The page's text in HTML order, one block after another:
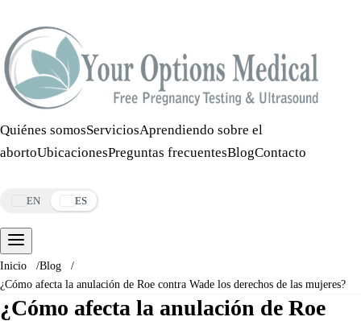
Quiénes somosServiciosAprendiendo sobre el
abortoUbicacionesPreguntas frecuentesBlogContacto
EN ES
Inicio /Blog
/
¿Cómo afecta la anulación de Roe contra Wade los derechos de las mujeres?
¿Cómo afecta la anulación de Roe